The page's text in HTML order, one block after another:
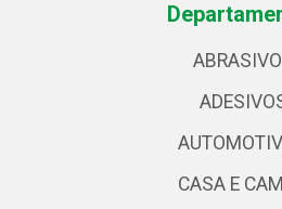
CASA E